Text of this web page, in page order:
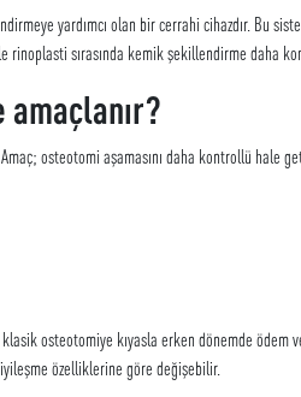
yardımcı olan bir cerrahi cihazdır. Bu
rinoplasti sırasında kemik şekillendirme daha
osteotomi aşamasını daha kontrollü hale
osteotomiye kıyasla erken dönemde
özelliklerine göre değişebilir.